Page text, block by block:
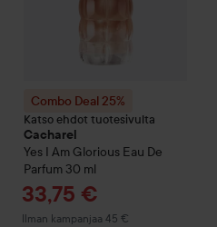
Combo Deal 25%
Katso ehdot tuotesivulta
Cacharel
Yes I Am Glorious Eau De
Parfum 30 ml
Tarjoushinta
33,75 €
Ilman kampanjaa 45 €